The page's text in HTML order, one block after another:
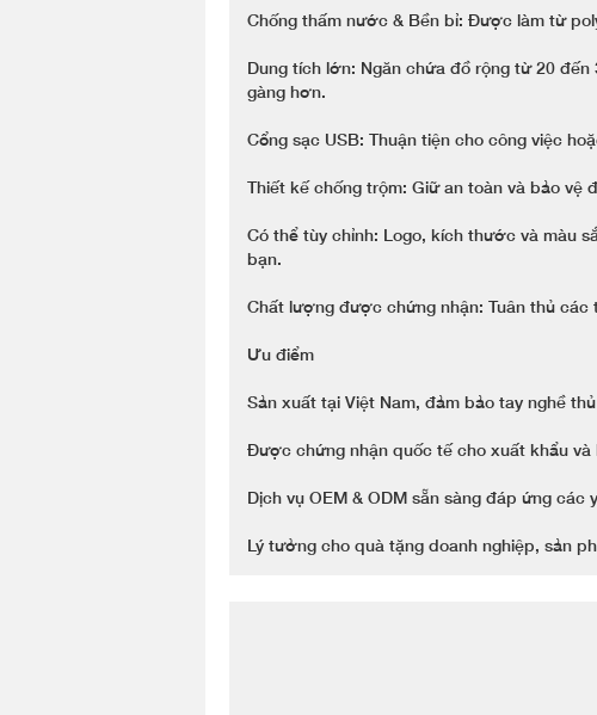
Chống thấm nước & Bền bỉ: Được làm từ
Dung tích lớn: Ngăn chứa đồ rộng từ 20
gàng hơn.
Cổng sạc USB: Thuận tiện cho công việc
Thiết kế chống trộm: Giữ an toàn và bảo vệ
Có thể tùy chỉnh: Logo, kích thước và màu
bạn.
Chất lượng được chứng nhận: Tuân thủ các
Ưu điểm
Sản xuất tại Việt Nam, đảm bảo tay nghề
Được chứng nhận quốc tế cho xuất khẩu và
Dịch vụ OEM & ODM sẵn sàng đáp ứng
Lý tưởng cho quà tặng doanh nghiệp, sản